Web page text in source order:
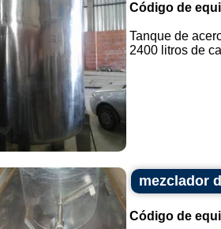
Código de
Tanque de
2400 litros de
mezclador
Código de